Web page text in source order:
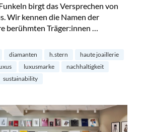
birgt das Versprechen von
Wir kennen die Namen der
berühmten Träger:innen …
Labor – die Zukunft?“
diamanten h.stern
haute joaillerie
luxusmarke
nachhaltigkeit
sustainability